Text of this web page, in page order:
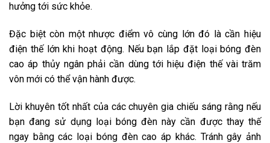
hưởng tới sức khỏe.
Đặc biệt còn một nhược điểm vô cùng lớn đó là cần hiệu
điện thế lớn khi hoạt động. Nếu bạn lắp đặt loại bóng đèn
cao áp thủy ngân phải cần dùng tới hiệu điện thế vài trăm
vôn mới có thể vận hành được.
Lời khuyên tốt nhất của các chuyên gia chiếu sáng rằng nếu
bạn đang sử dụng loại bóng đèn này cần được thay thế
ngay bằng các loại bóng đèn cao áp khác. Tránh gây ảnh